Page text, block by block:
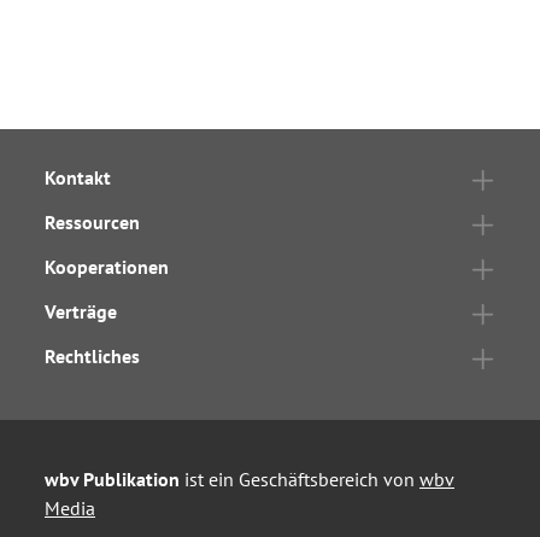
Kontakt
Ressourcen
Kooperationen
Verträge
Rechtliches
wbv Publikation ist ein Geschäftsbereich von wbv
Media